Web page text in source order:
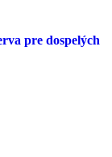
pre dospelých